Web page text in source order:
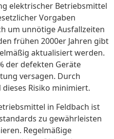
elektrischer Betriebsmittel
Vorgaben
um unnötige Ausfallzeiten
frühen 2000er Jahren gibt
aktualisiert werden.
der defekten Geräte
versagen. Durch
Risiko minimiert.
in Feldbach ist
zu gewährleisten
Regelmäßige